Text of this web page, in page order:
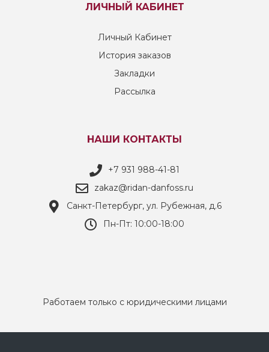
ЛИЧНЫЙ КАБИНЕТ
Личный Кабинет
История заказов
Закладки
Рассылка
НАШИ КОНТАКТЫ
+7 931 988-41-81
zakaz@ridan-danfoss.ru
Санкт-Петербург, ул. Рубежная, д.6
Пн-Пт: 10:00-18:00
Работаем только с юридическими лицами